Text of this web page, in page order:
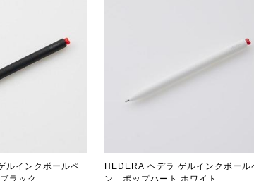
ルインクボールペ
ン ポップハート ブラック
HEDERA ヘデラ ゲルインクボール
ン ポップハート ホワイト